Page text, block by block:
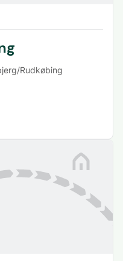
Rudkøbing